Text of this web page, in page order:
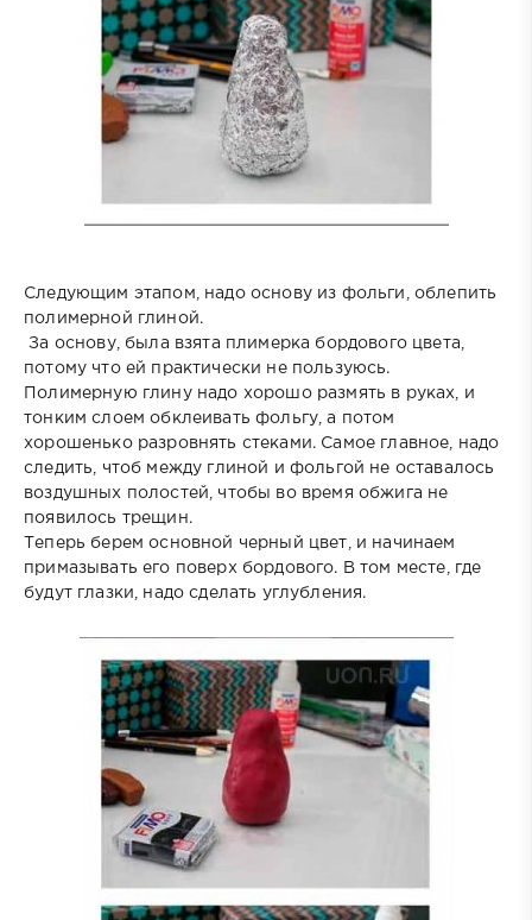
Следующим этапом, надо основу из фольги, облепить
полимерной глиной.
За основу, была взята плимерка бордового цвета,
потому что ей практически не пользуюсь.
Полимерную глину надо хорошо размять в руках, и
тонким слоем обклеивать фольгу, а потом
хорошенько разровнять стеками. Самое главное, надо
следить, чтоб между глиной и фольгой не оставалось
воздушных полостей, чтобы во время обжига не
появилось трещин.
Теперь берем основной черный цвет, и начинаем
примазывать его поверх бордового. В том месте, где
будут глазки, надо сделать углубления.